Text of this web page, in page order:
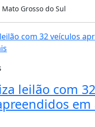
Grosso do Sul
leilão com 32
em